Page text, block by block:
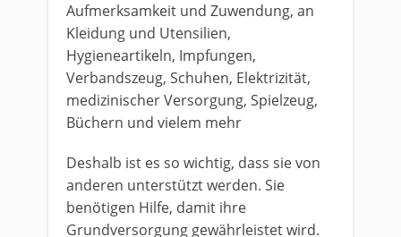
Aufmerksamkeit und Zuwendung, an
Kleidung und Utensilien,
Hygieneartikeln, Impfungen,
Verbandszeug, Schuhen, Elektrizität,
medizinischer Versorgung, Spielzeug,
Büchern und vielem mehr
Deshalb ist es so wichtig, dass sie von
anderen unterstützt werden. Sie
benötigen Hilfe, damit ihre
Grundversorgung gewährleistet wird.